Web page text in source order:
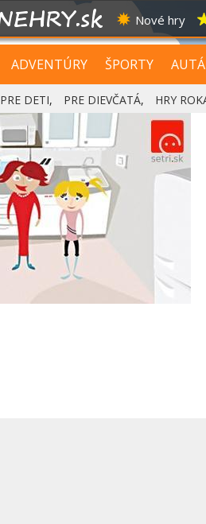
Nové hry
ADVENTÚRY ŠPORTY AUTÁ
PRE DETI, PRE DIEVČATÁ, HRY